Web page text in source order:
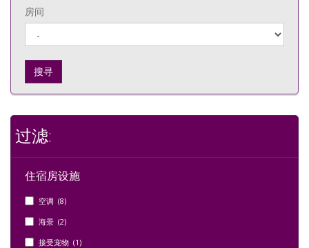
房间
搜寻
过滤:
住宿房设施
空调 (8)
海景 (2)
接受宠物 (1)